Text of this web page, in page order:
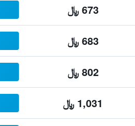
673 ﷼
683 ﷼
802 ﷼
1,031 ﷼